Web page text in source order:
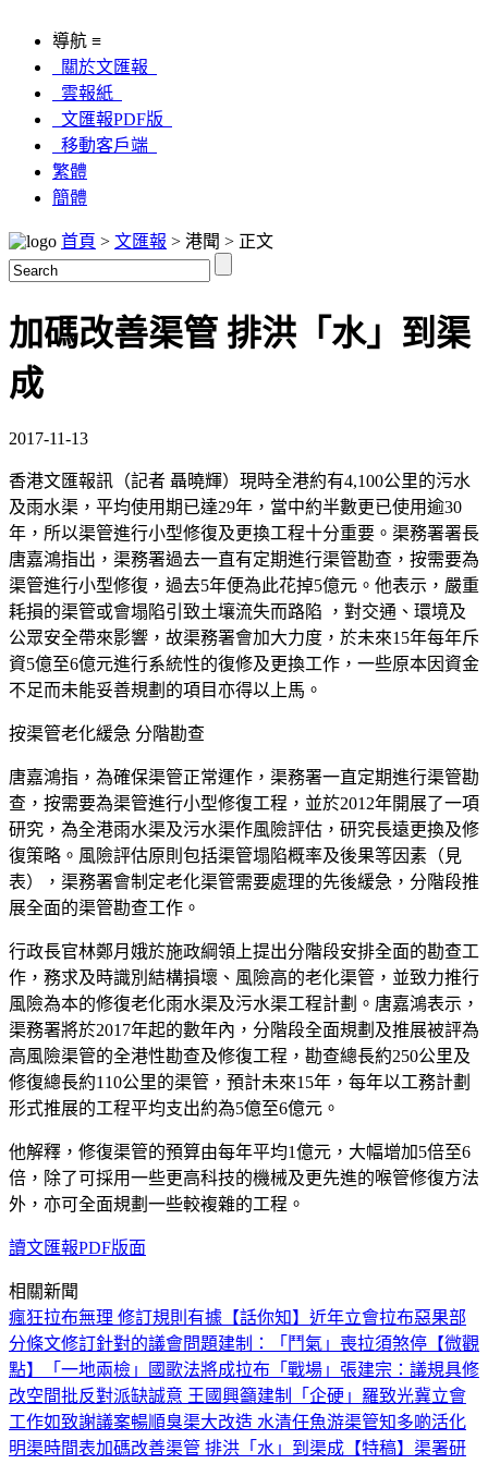
導航 ≡
關於文匯報
雲報紙
文匯報PDF版
移動客戶端
繁體
簡體
首頁 > 文匯報 > 港聞 > 正文
加碼改善渠管 排洪「水」到渠
成
2017-11-13
香港文匯報訊（記者 聶曉輝）現時全港約有4,100公里的污水
及雨水渠，平均使用期已達29年，當中約半數更已使用逾30
年，所以渠管進行小型修復及更換工程十分重要。渠務署署長
唐嘉鴻指出，渠務署過去一直有定期進行渠管勘查，按需要為
渠管進行小型修復，過去5年便為此花掉5億元。他表示，嚴重
耗損的渠管或會塌陷引致土壤流失而路陷 ，對交通、環境及
公眾安全帶來影響，故渠務署會加大力度，於未來15年每年斥
資5億至6億元進行系統性的復修及更換工作，一些原本因資金
不足而未能妥善規劃的項目亦得以上馬。
按渠管老化緩急 分階勘查
唐嘉鴻指，為確保渠管正常運作，渠務署一直定期進行渠管勘
查，按需要為渠管進行小型修復工程，並於2012年開展了一項
研究，為全港雨水渠及污水渠作風險評估，研究長遠更換及修
復策略。風險評估原則包括渠管塌陷概率及後果等因素（見
表），渠務署會制定老化渠管需要處理的先後緩急，分階段推
展全面的渠管勘查工作。
行政長官林鄭月娥於施政綱領上提出分階段安排全面的勘查工
作，務求及時識別結構損壞、風險高的老化渠管，並致力推行
風險為本的修復老化雨水渠及污水渠工程計劃。唐嘉鴻表示，
渠務署將於2017年起的數年內，分階段全面規劃及推展被評為
高風險渠管的全港性勘查及修復工程，勘查總長約250公里及
修復總長約110公里的渠管，預計未來15年，每年以工務計劃
形式推展的工程平均支出約為5億至6億元。
他解釋，修復渠管的預算由每年平均1億元，大幅增加5倍至6
倍，除了可採用一些更高科技的機械及更先進的喉管修復方法
外，亦可全面規劃一些較複雜的工程。
讀文匯報PDF版面
相關新聞
瘋狂拉布無理 修訂規則有據 【話你知】近年立會拉布惡果部
分條文修訂針對的議會問題建制：「鬥氣」喪拉須煞停 【微觀
點】「一地兩檢」國歌法將成拉布「戰場」 張建宗：議規具修
改空間批反對派缺誠意 王國興籲建制「企硬」 羅致光冀立會
工作如致謝議案暢順臭渠大改造 水清任魚游渠管知多啲活化
明渠時間表加碼改善渠管 排洪「水」到渠成 【特稿】渠署研